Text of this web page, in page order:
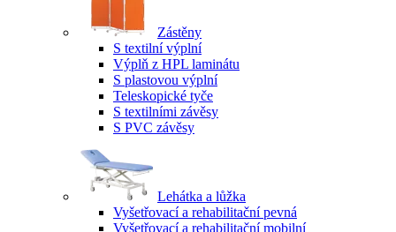
Zástěny
S textilní výplní
Výplň z HPL laminátu
S plastovou výplní
Teleskopické tyče
S textilními závěsy
S PVC závěsy
Lehátka a lůžka
Vyšetřovací a rehabilitační pevná
Vyšetřovací a rehabilitační mobilní